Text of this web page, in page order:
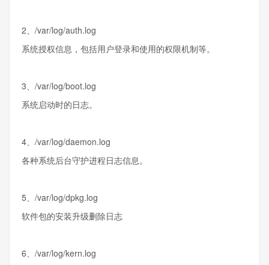
2、/var/log/auth.log
系统授权信息，包括用户登录和使用的权限机制等。
3、/var/log/boot.log
系统启动时的日志。
4、/var/log/daemon.log
各种系统后台守护进程日志信息。
5、/var/log/dpkg.log
软件包的安装升级删除日志
6、/var/log/kern.log